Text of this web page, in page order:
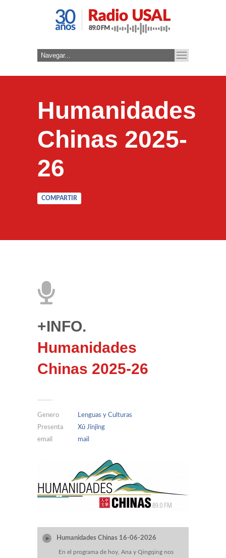
Humanidades
Chinas 2025-
26
COMPARTIR
+INFO.
Humanidades
Chinas 2025-26
Genero
Lenguas y Culturas
Presenta
Xǔ Jǐnjīng
email
mail
Humanidades Chinas 16-06-2026
En el programa de hoy, Ana y Qingqing nos